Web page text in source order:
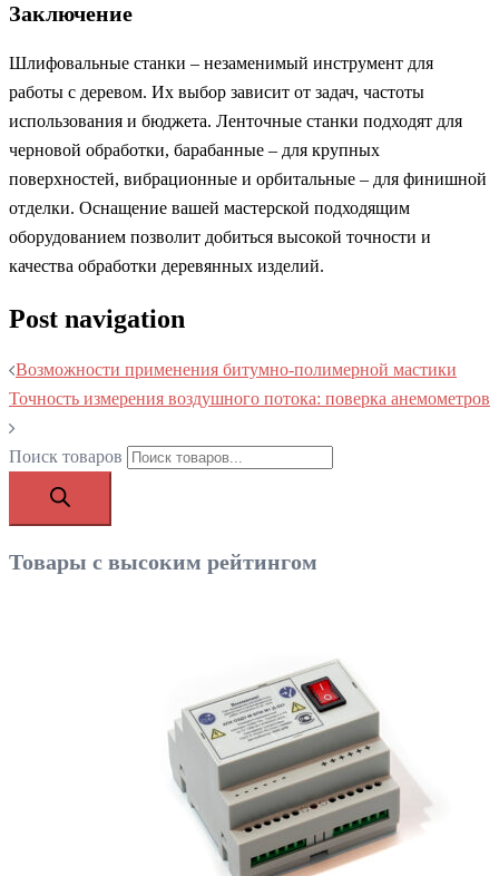
Заключение
Шлифовальные станки – незаменимый инструмент для
работы с деревом. Их выбор зависит от задач, частоты
использования и бюджета. Ленточные станки подходят для
черновой обработки, барабанные – для крупных
поверхностей, вибрационные и орбитальные – для финишной
отделки. Оснащение вашей мастерской подходящим
оборудованием позволит добиться высокой точности и
качества обработки деревянных изделий.
Post navigation
Возможности применения битумно-полимерной мастики
Точность измерения воздушного потока: поверка анемометров
Поиск товаров
Товары с высоким рейтингом